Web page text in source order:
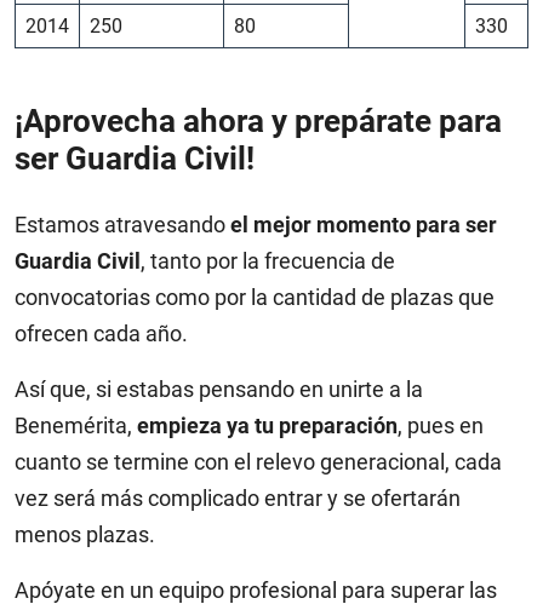
2014 250 80 330
¡Aprovecha ahora y prepárate para
ser Guardia Civil!
Estamos atravesandoel mejor momento para ser
Guardia Civil, tanto por la frecuencia de
convocatorias como por la cantidad de plazas que
ofrecen cada año.
Así que, si estabas pensando en unirte a la
Benemérita, empieza ya tu preparación, pues en
cuanto se termine con el relevo generacional, cada
vez será más complicado entrar y se ofertarán
menos plazas.
Apóyate en un equipo profesional para superar las